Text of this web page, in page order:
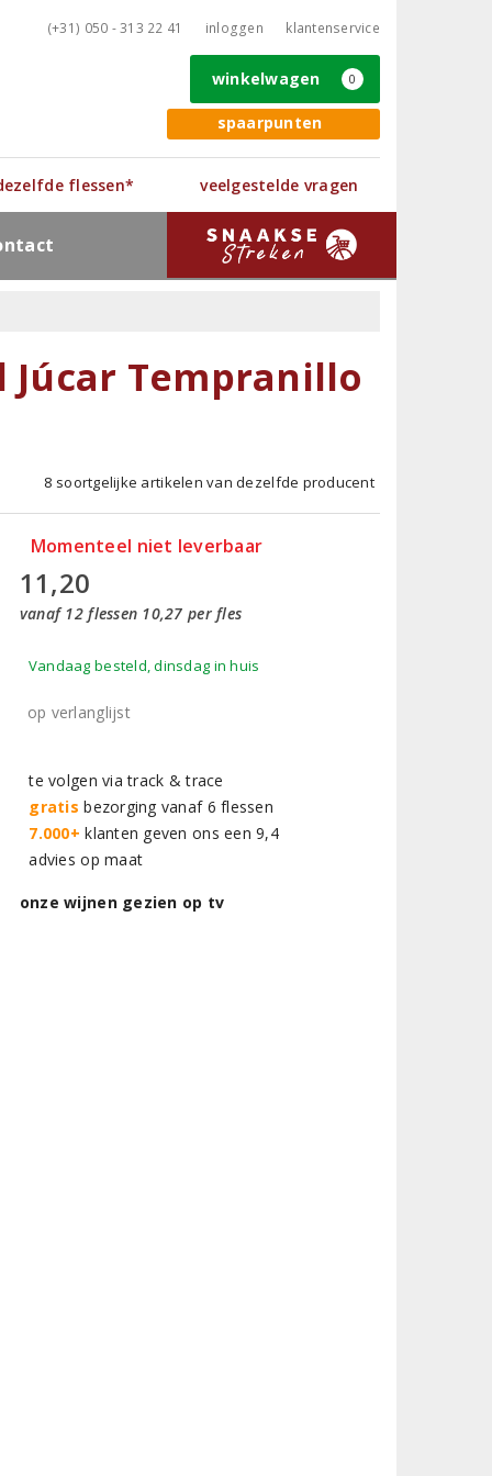
(+31) 050 - 313 22 41 inloggen klantenservice
spaarpunten
winkelwagen 0
flessen* veelgestelde vragen
Tempranillo
8 soortgelijke artikelen van dezelfde producent
Momenteel niet leverbaar
11,20
vanaf 12 flessen 10,27 per fles
Vandaag besteld, dinsdag in huis
op verlanglijst
te volgen via track & trace
gratis bezorging vanaf 6 flessen
7.000+ klanten geven ons een 9,4
advies op maat
onze wijnen gezien op tv